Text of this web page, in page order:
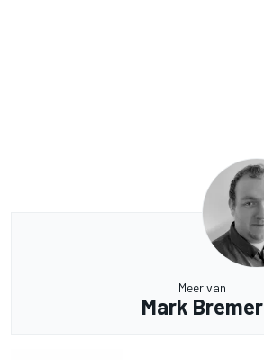
Meer van
Mark Bremer